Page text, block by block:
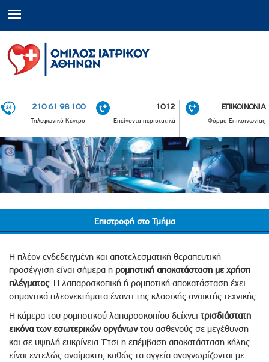
210 61 98 100
Τηλεφωνικό Κέντρο
1012
Επείγοντα περιστατικά
ΕΠΙΚΟΙΝΩΝΙΑ
Φόρμα Επικοινωνίας
Επιστροφή στο Τμήμα
Η πλέον ενδεδειγμένη και αποτελεσματική θεραπευτική
προσέγγιση είναι σήμερα η ρομποτική αποκατάσταση με χρήση
πλέγματος. Η λαπαροσκοπική ή ρομποτική αποκατάσταση έχει
σημαντικά πλεονεκτήματα έναντι της κλασικής ανοικτής τεχνικής.
Η κάμερα του ρομποτικού λαπαροσκοπίου δείχνει τρισδιάστατη
εικόνα των εσωτερικών οργάνωντου ασθενούς σε μεγέθυνση
και σε υψηλή ευκρίνεια. Έτσι η επέμβαση αποκατάσταση κήλης
είναι εντελώς αναίμακτη, καθώς τα αγγεία αναγνωρίζονται με